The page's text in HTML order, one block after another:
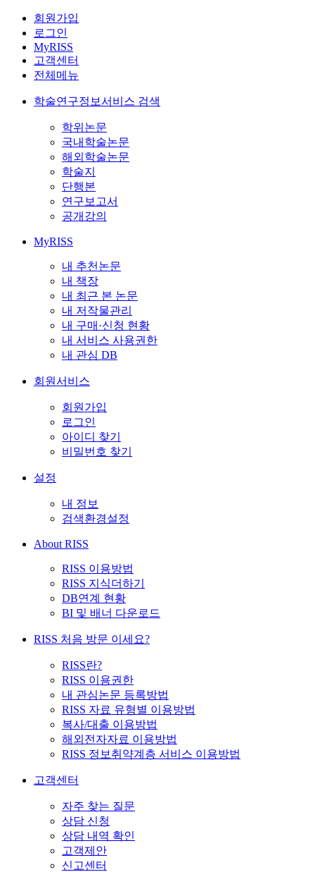
회원가입
로그인
MyRISS
고객센터
전체메뉴
학술연구정보서비스 검색
학위논문
국내학술논문
해외학술논문
학술지
단행본
연구보고서
공개강의
MyRISS
내 추천논문
내 책장
내 최근 본 논문
내 저작물관리
내 구매·신청 현황
내 서비스 사용권한
내 관심 DB
회원서비스
회원가입
로그인
아이디 찾기
비밀번호 찾기
설정
내 정보
검색환경설정
About RISS
RISS 이용방법
RISS 지식더하기
DB연계 현황
BI 및 배너 다운로드
RISS 처음 방문 이세요?
RISS란?
RISS 이용권한
내 관심논문 등록방법
RISS 자료 유형별 이용방법
복사/대출 이용방법
해외전자자료 이용방법
RISS 정보취약계층 서비스 이용방법
고객센터
자주 찾는 질문
상담 신청
상담 내역 확인
고객제안
신고센터